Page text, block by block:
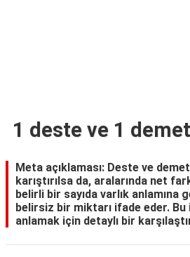
1 deste ve 1 demet
Meta açıklaması: Deste ve
karıştırılsa da, aralarında net
belirli bir sayıda varlık anlamına
belirsiz bir miktarı ifade eder. Bu
anlamak için detaylı bir